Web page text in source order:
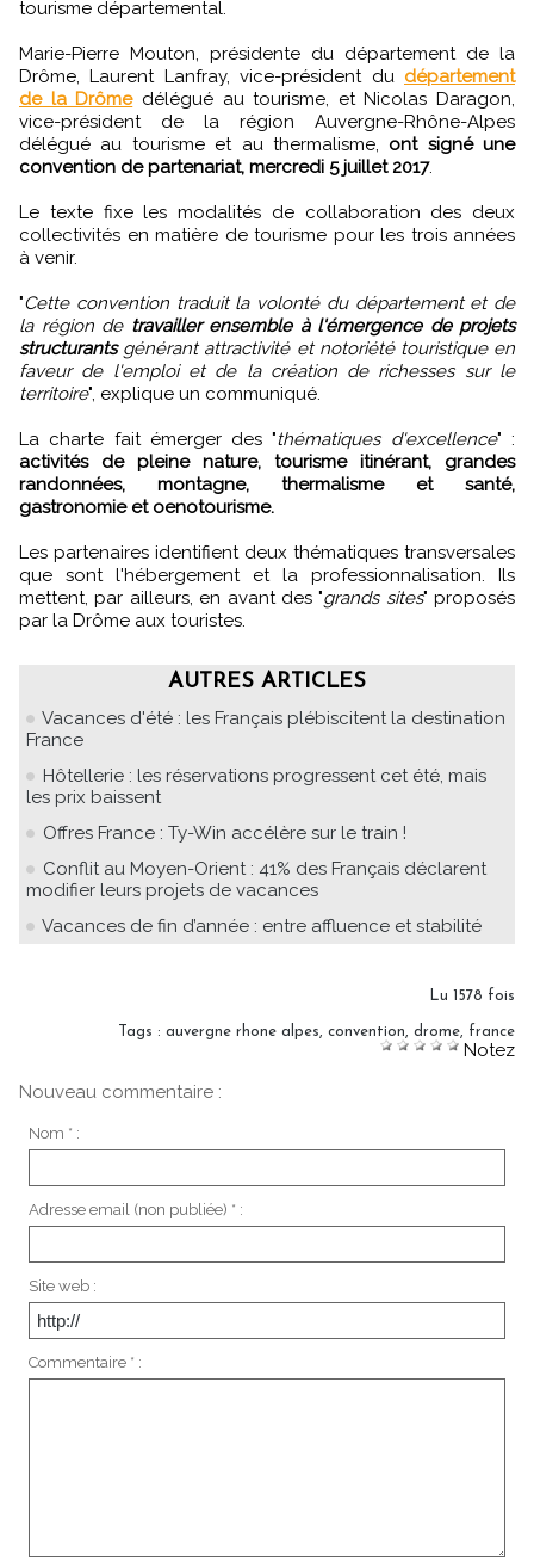
tourisme départemental.
Marie-Pierre Mouton, présidente du département de la
Drôme, Laurent Lanfray, vice-président du département
de la Drômedélégué au tourisme, et Nicolas Daragon,
vice-président de la région Auvergne-Rhône-Alpes
délégué au tourisme et au thermalisme, ont signé une
convention de partenariat, mercredi 5 juillet 2017.
Le texte fixe les modalités de collaboration des deux
collectivités en matière de tourisme pour les trois années
à venir.
"Cette convention traduit la volonté du département et de
la région de travailler ensemble à l'émergence de projets
structurantsgénérant attractivité et notoriété touristique en
faveur de l'emploi et de la création de richesses sur le
territoire", explique un communiqué.
La charte fait émerger des "thématiques d'excellence" :
activités de pleine nature, tourisme itinérant, grandes
randonnées, montagne, thermalisme et santé,
gastronomie et oenotourisme.
Les partenaires identifient deux thématiques transversales
que sont l'hébergement et la professionnalisation. Ils
mettent, par ailleurs, en avant des "grands sites" proposés
par la Drôme aux touristes.
AUTRES ARTICLES
Vacances d'été : les Français plébiscitent la destination
France
Hôtellerie : les réservations progressent cet été, mais
les prix baissent
Offres France : Ty-Win accélère sur le train !
Conflit au Moyen-Orient : 41% des Français déclarent
modifier leurs projets de vacances
Vacances de fin d’année : entre affluence et stabilité
Lu 1578 fois
Tags : auvergne rhone alpes convention drome france
Notez
Nouveau commentaire :
Nom * :
Adresse email (non publiée) * :
Site web :
Commentaire * :